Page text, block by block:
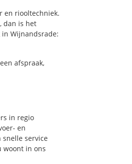
en riooltechniek.
dan is het
in Wijnandsrade:
afspraak,
in regio
en
service
woont in ons